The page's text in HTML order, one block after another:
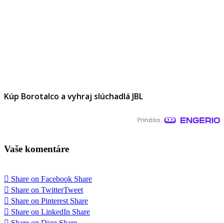
Kúp Borotalco a vyhraj slúchadlá JBL
Vaše komentáre
Share on Facebook Share
Share on TwitterTweet
Share on Pinterest Share
Share on LinkedIn Share